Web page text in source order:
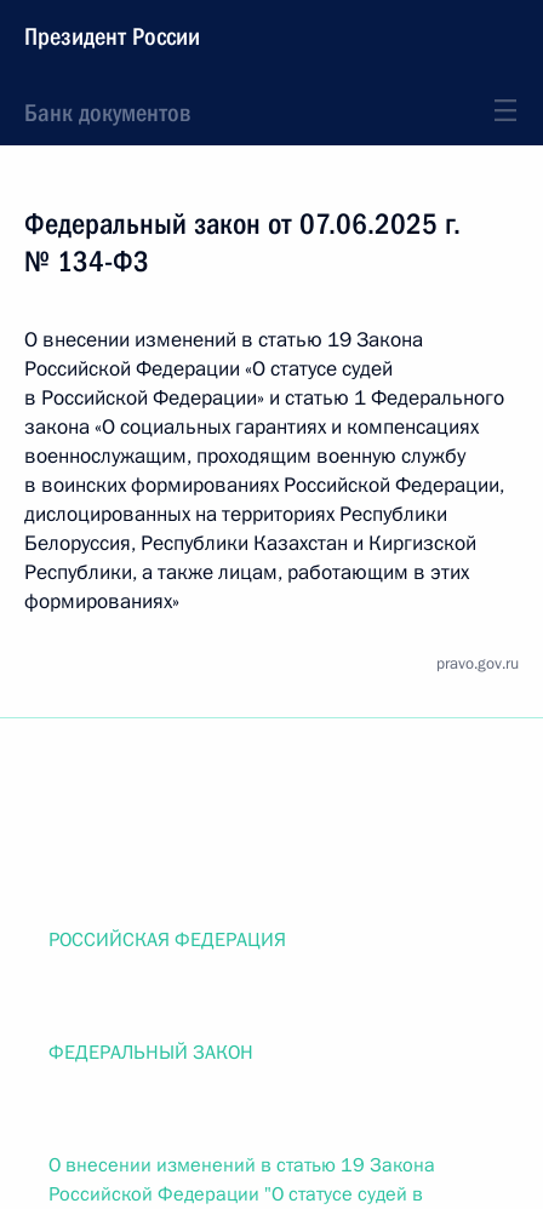
Президент России
Банк документов
Федеральный закон от 07.06.2025 г.
№ 134-ФЗ
О внесении изменений в статью 19 Закона
Российской Федерации «О статусе судей
в Российской Федерации» и статью 1 Федерального
закона «О социальных гарантиях и компенсациях
военнослужащим, проходящим военную службу
в воинских формированиях Российской Федерации,
дислоцированных на территориях Республики
Белоруссия, Республики Казахстан и Киргизской
Республики, а также лицам, работающим в этих
формированиях»
pravo.gov.ru
РОССИЙСКАЯ ФЕДЕРАЦИЯ
ФЕДЕРАЛЬНЫЙ ЗАКОН
О внесении изменений в статью 19 Закона
Российской Федерации "О статусе судей в